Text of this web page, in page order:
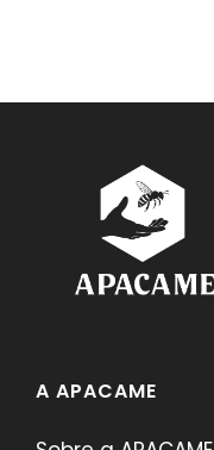
A APACAME